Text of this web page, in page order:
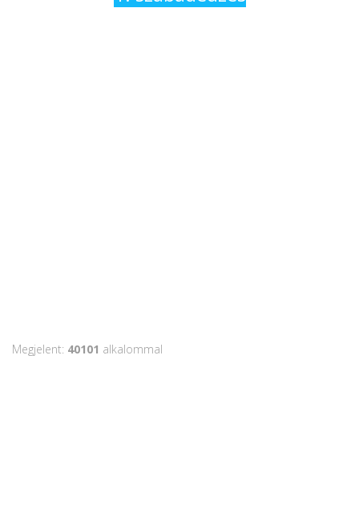
Megjelent: 40101 alkalommal